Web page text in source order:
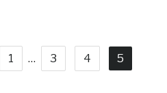
1 … 3 4 5